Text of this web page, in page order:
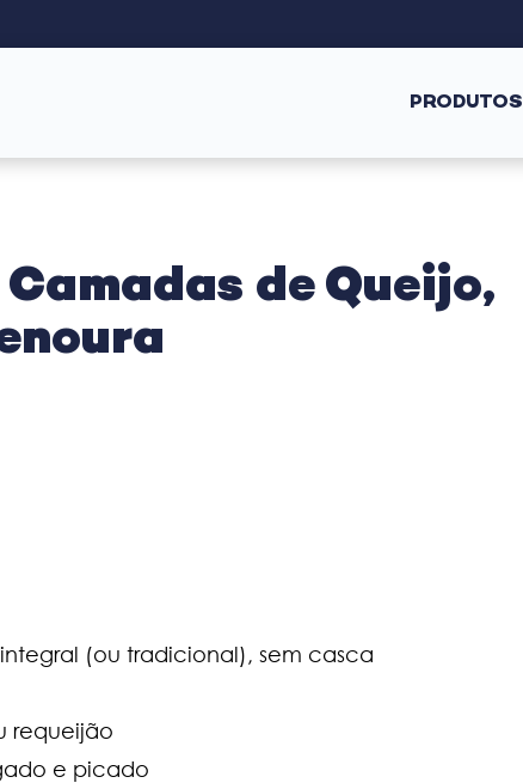
PRODUTOS
de Queijo,
(ou tradicional), sem casca
requeijão
e picado